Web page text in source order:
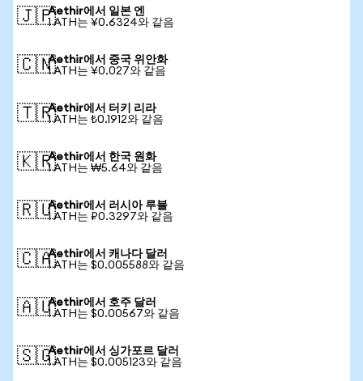
🇯🇵Aethir에서 일본 엔
1 ATH는 ¥0.6324와 같음
🇨🇳Aethir에서 중국 위안화
1 ATH는 ¥0.027와 같음
🇹🇷Aethir에서 터키 리라
1 ATH는 ₺0.1912와 같음
🇰🇷Aethir에서 한국 원화
1 ATH는 ₩5.64와 같음
🇷🇺Aethir에서 러시아 루블
1 ATH는 ₽0.3297와 같음
🇨🇦Aethir에서 캐나다 달러
1 ATH는 $0.005588와 같음
🇦🇺Aethir에서 호주 달러
1 ATH는 $0.00567와 같음
🇸🇬Aethir에서 싱가포르 달러
1 ATH는 $0.005123와 같음